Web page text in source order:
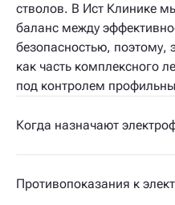
стволов. В Ист Клинике
баланс между
безопасностью, поэтому,
как часть комплексного
под контролем
Когда назначают
Противопоказания к